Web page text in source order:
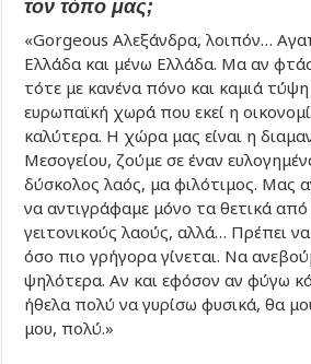
τον τόπο μας;
«Gorgeous Αλεξάνδρα, λοιπόν…
Ελλάδα και μένω Ελλάδα. Μα αν
τότε με κανένα πόνο και καμιά
ευρωπαϊκή χωρά που εκεί η
καλύτερα. Η χώρα μας είναι η
Μεσογείου, ζούμε σε έναν
δύσκολος λαός, μα φιλότιμος. Μας
να αντιγράφαμε μόνο τα θετικά
γειτονικούς λαούς, αλλά… Πρέπει
όσο πιο γρήγορα γίνεται. Να
ψηλότερα. Αν και εφόσον αν φύγω
ήθελα πολύ να γυρίσω φυσικά, θα
μου, πολύ.»